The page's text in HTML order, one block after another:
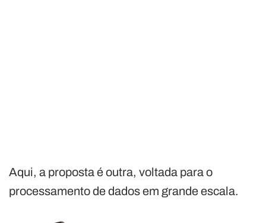
Aqui, a proposta é outra, voltada para o
processamento de dados em grande escala.